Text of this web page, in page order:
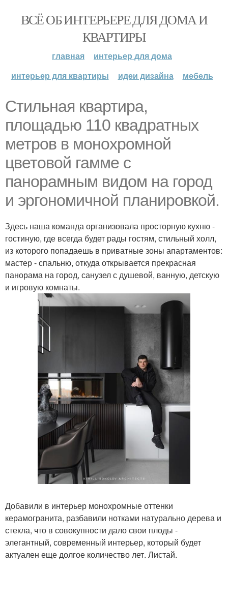
ВСЁ ОБ ИНТЕРЬЕРЕ ДЛЯ ДОМА И
КВАРТИРЫ
главная
интерьер для дома
интерьер для квартиры
идеи дизайна мебель
Стильная квартира,
площадью 110 квадратных
метров в монохромной
цветовой гамме с
панорамным видом на город
и эргономичной планировкой.
Здесь наша команда организовала просторную кухню -
гостиную, где всегда будет рады гостям, стильный холл,
из которого попадаешь в приватные зоны апартаментов:
мастер - спальню, откуда открывается прекрасная
панорама на город, санузел с душевой, ванную, детскую
и игровую комнаты.
Добавили в интерьер монохромные оттенки
керамогранита, разбавили нотками натурально дерева и
стекла, что в совокупности дало свои плоды -
элегантный, современный интерьер, который будет
актуален еще долгое количество лет. Листай.